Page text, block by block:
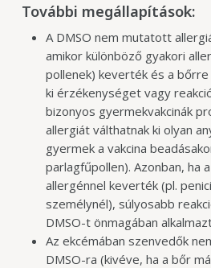
További megállapítások:
A DMSO nem mutatott
amikor különböző gyakori
pollenek) keverték és a
ki érzékenységet vagy
bizonyos gyermekvakcinák
allergiát válthatnak ki olyan
gyermek a vakcina
parlagfűpollen). Azonban, ha
allergénnel keverték (pl.
személynél), súlyosabb
DMSO-t önmagában
Az ekcémában szenvedők
DMSO-ra (kivéve, ha a bőr